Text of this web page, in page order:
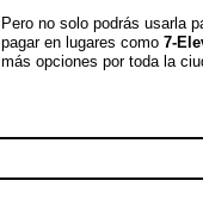
Pero no solo podrás usarla
pagar en lugares como 7-
más opciones por toda la